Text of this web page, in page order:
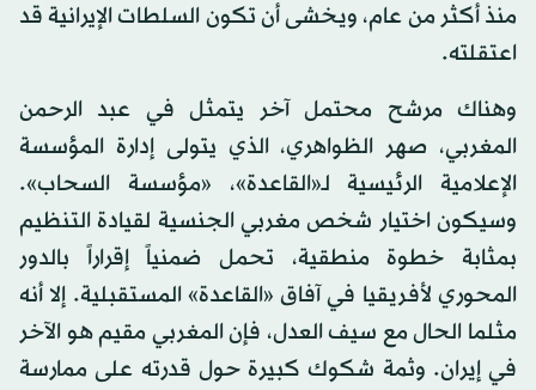
منذ أكثر من عام، ويخشى أن تكون السلطات الإيرانية قد
اعتقلته.
وهناك مرشح محتمل آخر يتمثل في عبد الرحمن
المغربي، صهر الظواهري، الذي يتولى إدارة المؤسسة
الإعلامية الرئيسية لـ«القاعدة»، «مؤسسة السحاب».
وسيكون اختيار شخص مغربي الجنسية لقيادة التنظيم
بمثابة خطوة منطقية، تحمل ضمنياً إقراراً بالدور
المحوري لأفريقيا في آفاق «القاعدة» المستقبلية. إلا أنه
مثلما الحال مع سيف العدل، فإن المغربي مقيم هو الآخر
في إيران. وثمة شكوك كبيرة حول قدرته على ممارسة